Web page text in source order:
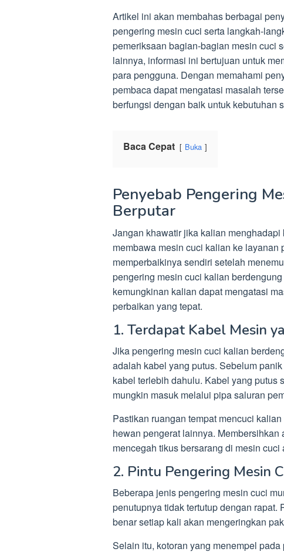
Artikel ini akan membahas berbagai
pengering mesin cuci serta langkah-
pemeriksaan bagian-bagian mesin cuci
lainnya, informasi ini bertujuan untuk
para pengguna. Dengan memahami
pembaca dapat mengatasi masalah
berfungsi dengan baik untuk kebutuhan
Baca Cepat Buka
Penyebab Pengering
Berputar
Jangan khawatir jika kalian
membawa mesin cuci kalian ke
memperbaikinya sendiri setelah
pengering mesin cuci kalian
kemungkinan kalian dapat mengatasi
perbaikan yang tepat.
1. Terdapat Kabel Mesin
Jika pengering mesin cuci kalian
adalah kabel yang putus. Sebelum
kabel terlebih dahulu. Kabel yang putus
mungkin masuk melalui pipa saluran
Pastikan ruangan tempat mencuci
hewan pengerat lainnya.
mencegah tikus bersarang di mesin cuci
2. Pintu Pengering Mesin
Beberapa jenis pengering mesin cuci
penutupnya tidak tertutup dengan
benar setiap kali akan mengeringkan
Selain itu, kotoran yang menempel